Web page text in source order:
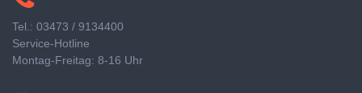
Tel.: 03473 / 9134400
Service-Hotline
Montag-Freitag: 8-16 Uhr